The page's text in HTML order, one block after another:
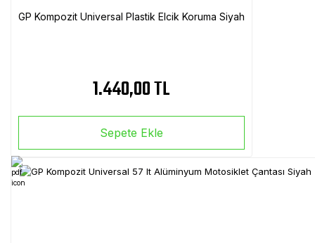
GP Kompozit Universal Plastik Elcik Koruma Siyah
1.440,00 TL
Sepete Ekle